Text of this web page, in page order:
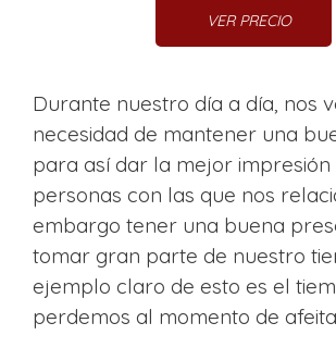
VER PRECIO
Durante nuestro día a día, nos
necesidad de mantener una
para así dar la mejor impresión
personas con las que nos
embargo tener una buena
tomar gran parte de nuestro
ejemplo claro de esto es el
perdemos al momento de